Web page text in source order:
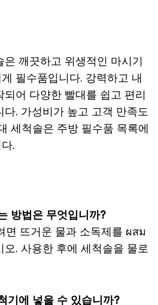
깨끗하고 위생적인 마시기
필수품입니다. 강력하고 내
어 다양한 빨대를 쉽고 편리
. 가성비가 높고 고객 만족도
세척솔은 주방 필수품 목록에
.
방법은 무엇입니까?
면 뜨거운 물과 소독제를 ผสม
. 사용한 후에 세척솔을 물로
기에 넣을 수 있습니까?